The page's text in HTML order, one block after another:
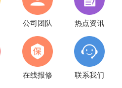
公司团队 热点资讯
在线报修 联系我们